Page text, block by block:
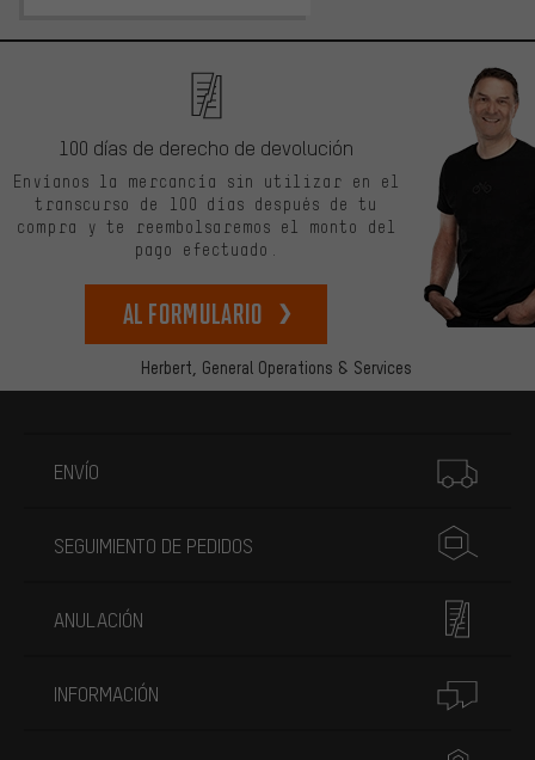
Herbert, General Operations & Services
100 días de derecho de devolución
Envíanos la mercancía sin utilizar en el
transcurso de 100 días después de tu
compra y te reembolsaremos el monto del
pago efectuado.
Al formulario
ENVÍO
SEGUIMIENTO DE PEDIDOS
ANULACIÓN
INFORMACIÓN